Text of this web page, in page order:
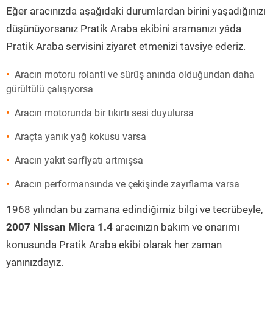
Eğer aracınızda aşağıdaki durumlardan birini yaşadığınızı
düşünüyorsanız Pratik Araba ekibini aramanızı yâda
Pratik Araba servisini ziyaret etmenizi tavsiye ederiz.
Aracın motoru rolanti ve sürüş anında olduğundan daha
gürültülü çalışıyorsa
Aracın motorunda bir tıkırtı sesi duyulursa
Araçta yanık yağ kokusu varsa
Aracın yakıt sarfiyatı artmışsa
Aracın performansında ve çekişinde zayıflama varsa
1968 yılından bu zamana edindiğimiz bilgi ve tecrübeyle,
2007 Nissan Micra 1.4 aracınızın bakım ve onarımı
konusunda Pratik Araba ekibi olarak her zaman
yanınızdayız.